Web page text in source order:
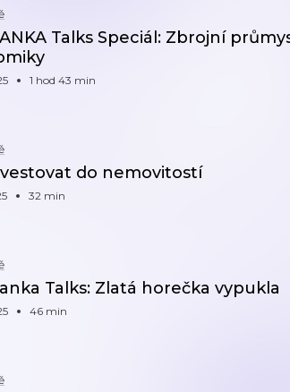
Talks Speciál: Zbrojní
1 hod 43 min
do nemovitostí
32 min
Talks: Zlatá horečka vypukla
46 min